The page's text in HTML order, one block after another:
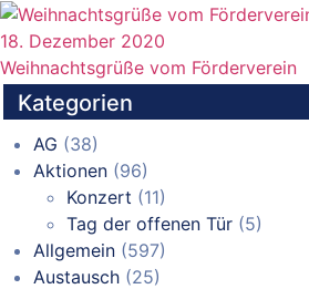
18. Dezember 2020
Weihnachtsgrüße vom Förderverein
Kategorien
AG (38)
Aktionen (96)
Konzert (11)
Tag der offenen Tür (5)
Allgemein (597)
Austausch (25)